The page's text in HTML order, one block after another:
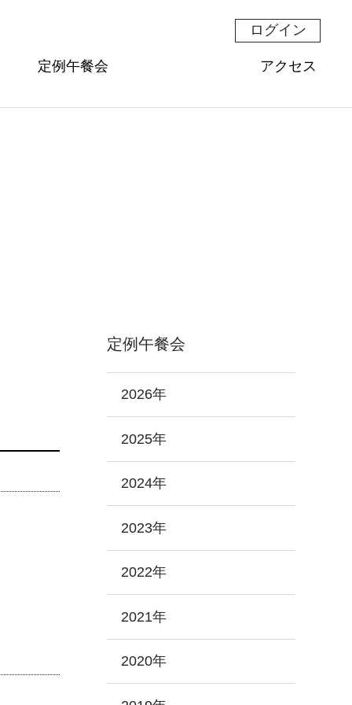
ログイン
定例午餐会 アクセス
定例午餐会
2026年
2025年
2024年
2023年
2022年
2021年
2020年